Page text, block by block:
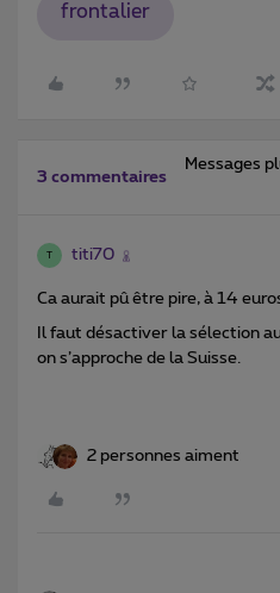
frontalier
3 commentaires
Messages
titi70
Ca aurait pû être pire, à 14
Il faut désactiver la sélection
on s’approche de la Suisse.
2 personnes aiment